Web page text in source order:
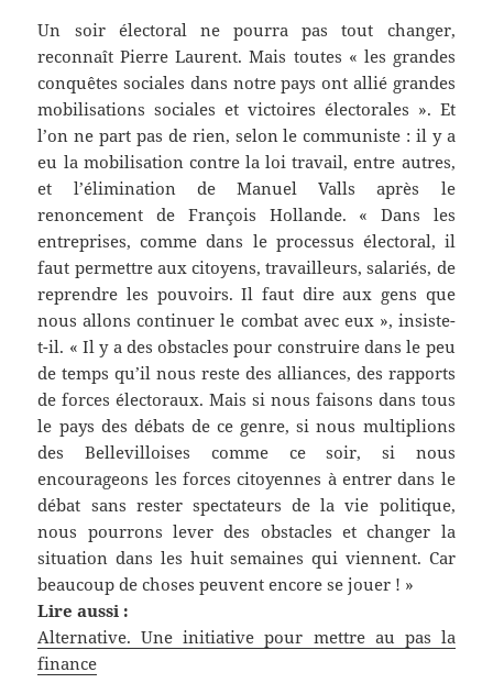
Un soir électoral ne pourra pas tout changer,
reconnaît Pierre Laurent. Mais toutes « les grandes
conquêtes sociales dans notre pays ont allié grandes
mobilisations sociales et victoires électorales ». Et
l’on ne part pas de rien, selon le communiste : il y a
eu la mobilisation contre la loi travail, entre autres,
et l’élimination de Manuel Valls après le
renoncement de François Hollande. « Dans les
entreprises, comme dans le processus électoral, il
faut permettre aux citoyens, travailleurs, salariés, de
reprendre les pouvoirs. Il faut dire aux gens que
nous allons continuer le combat avec eux », insiste-
t-il. « Il y a des obstacles pour construire dans le peu
de temps qu’il nous reste des alliances, des rapports
de forces électoraux. Mais si nous faisons dans tous
le pays des débats de ce genre, si nous multiplions
des Bellevilloises comme ce soir, si nous
encourageons les forces citoyennes à entrer dans le
débat sans rester spectateurs de la vie politique,
nous pourrons lever des obstacles et changer la
situation dans les huit semaines qui viennent. Car
beaucoup de choses peuvent encore se jouer ! »
Lire aussi :
Alternative. Une initiative pour mettre au pas la
finance